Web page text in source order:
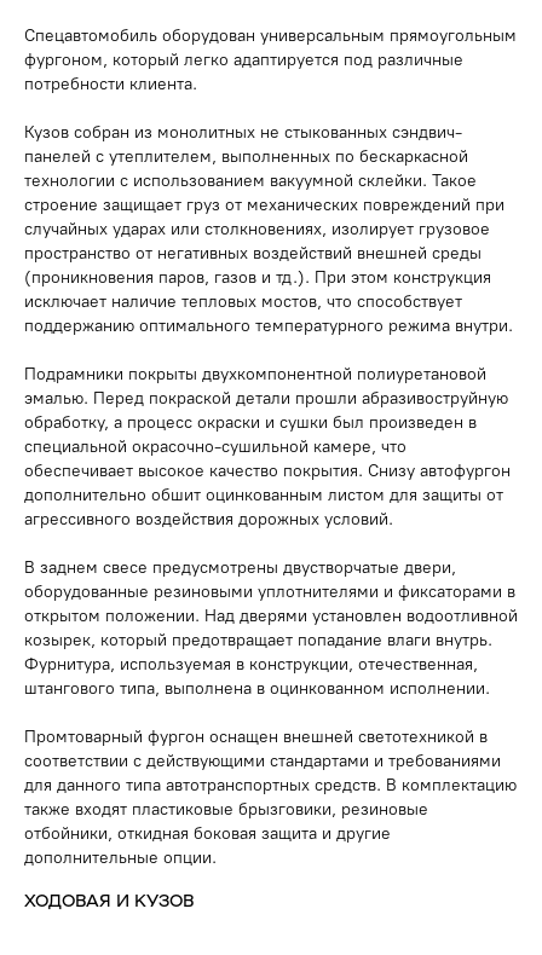
Спецавтомобиль оборудован универсальным прямоугольным
фургоном, который легко адаптируется под различные
потребности клиента.
Кузов собран из монолитных не стыкованных сэндвич-
панелей с утеплителем, выполненных по бескаркасной
технологии с использованием вакуумной склейки. Такое
строение защищает груз от механических повреждений при
случайных ударах или столкновениях, изолирует грузовое
пространство от негативных воздействий внешней среды
(проникновения паров, газов и тд.). При этом конструкция
исключает наличие тепловых мостов, что способствует
поддержанию оптимального температурного режима внутри.
Подрамники покрыты двухкомпонентной полиуретановой
эмалью. Перед покраской детали прошли абразивоструйную
обработку, а процесс окраски и сушки был произведен в
специальной окрасочно-сушильной камере, что
обеспечивает высокое качество покрытия. Снизу автофургон
дополнительно обшит оцинкованным листом для защиты от
агрессивного воздействия дорожных условий.
В заднем свесе предусмотрены двустворчатые двери,
оборудованные резиновыми уплотнителями и фиксаторами в
открытом положении. Над дверями установлен водоотливной
козырек, который предотвращает попадание влаги внутрь.
Фурнитура, используемая в конструкции, отечественная,
штангового типа, выполнена в оцинкованном исполнении.
Промтоварный фургон оснащен внешней светотехникой в
соответствии с действующими стандартами и требованиями
для данного типа автотранспортных средств. В комплектацию
также входят пластиковые брызговики, резиновые
отбойники, откидная боковая защита и другие
дополнительные опции.
ХОДОВАЯ И КУЗОВ